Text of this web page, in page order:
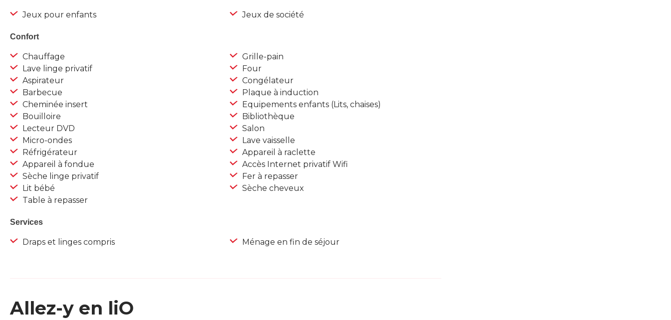
Jeux pour enfants Jeux de société
Confort
Chauffage
Lave linge privatif
Aspirateur
Barbecue
Cheminée insert
Bouilloire
Lecteur DVD
Micro-ondes
Réfrigérateur
Appareil à fondue
Sèche linge privatif
Lit bébé
Table à repasser
Grille-pain
Four
Congélateur
Plaque à induction
Equipements enfants (Lits, chaises)
Bibliothèque
Salon
Lave vaisselle
Appareil à raclette
Accès Internet privatif Wifi
Fer à repasser
Sèche cheveux
Services
Draps et linges compris Ménage en fin de séjour
Allez-y en liO